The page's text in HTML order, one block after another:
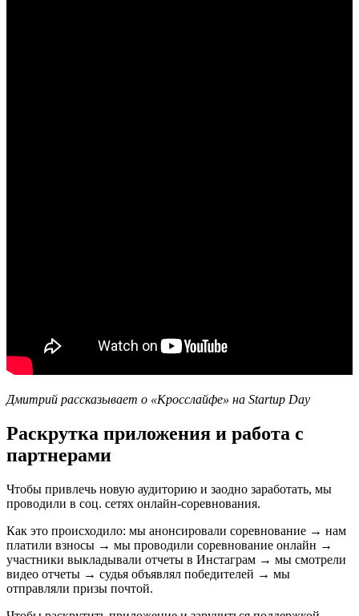
Дмитрий рассказывает о «Кросслайфе» на Startup Day
Раскрутка приложения и работа с
партнерами
Чтобы привлечь новую аудиторию и заодно заработать, мы
проводили в соц. сетях онлайн-соревнования.
Как это происходило: мы анонсировали соревнование → нам
платили взносы → мы проводили соревнование онлайн →
участники выкладывали отчеты в Инстаграм → мы смотрели
видео отчеты → судья объявлял победителей → мы
отправляли призы почтой.